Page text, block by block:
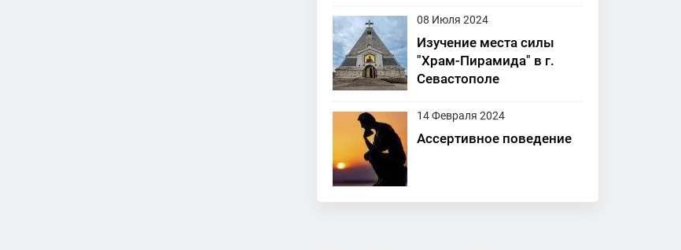
08 Июля 2024
Изучение места силы
"Храм-Пирамида" в г.
Севастополе
14 Февраля 2024
Ассертивное поведение